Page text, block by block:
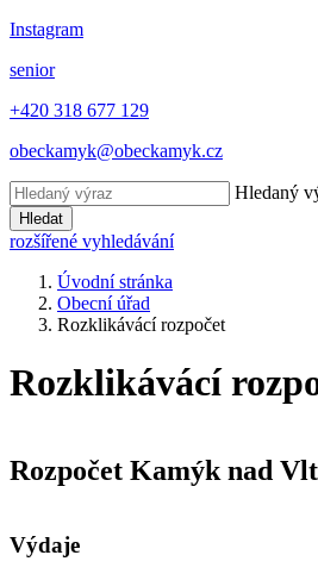
Instagram
senior
+420 318 677 129
obeckamyk@obeckamyk.cz
Hledaný
Hledat
rozšířené vyhledávání
Úvodní stránka
Obecní úřad
Rozklikávácí rozpočet
Rozklikávácí
Rozpočet Kamýk nad
Výdaje